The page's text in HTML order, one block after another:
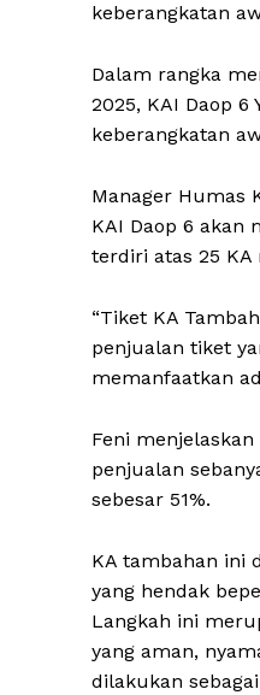
keberangkatan
Dalam rangka
2025, KAI Daop
keberangkatan
Manager Humas
KAI Daop 6 akan
terdiri atas 25
“Tiket KA
penjualan tiket
memanfaatkan
Feni
penjualan
sebesar 51%.
KA tambahan ini
yang hendak
Langkah ini
yang aman,
dilakukan